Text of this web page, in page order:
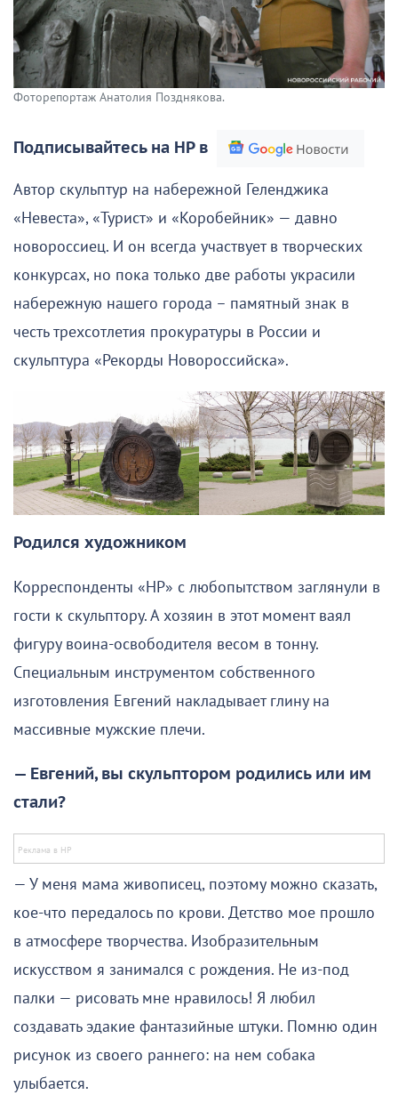
Фоторепортаж Анатолия Позднякова.
Подписывайтесь на НР в
Автор скульптур на набережной Геленджика
«Невеста», «Турист» и «Коробейник» — давно
новороссиец. И он всегда участвует в творческих
конкурсах, но пока только две работы украсили
набережную нашего города – памятный знак в
честь трехсотлетия прокуратуры в России и
скульптура «Рекорды Новороссийска».
Родился художником
Корреспонденты «НР» с любопытством заглянули в
гости к скульптору. А хозяин в этот момент ваял
фигуру воина-освободителя весом в тонну.
Специальным инструментом собственного
изготовления Евгений накладывает глину на
массивные мужские плечи.
— Евгений, вы скульптором родились или им
стали?
— У меня мама живописец, поэтому можно сказать,
кое-что передалось по крови. Детство мое прошло
в атмосфере творчества. Изобразительным
искусством я занимался с рождения. Не из-под
палки — рисовать мне нравилось! Я любил
создавать эдакие фантазийные штуки. Помню один
рисунок из своего раннего: на нем собака
улыбается.